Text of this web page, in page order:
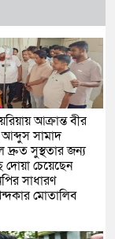
আক্রান্ত বীর
আব্দুস সামাদ
দ্রুত সুস্থতার জন্য
দোয়া চেয়েছেন
সাধারণ
মোতালিব